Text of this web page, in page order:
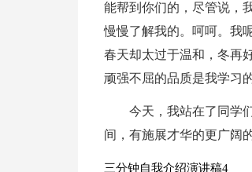
能帮到你们的，尽管说，
慢慢了解我的。呵呵。我
春天却太过于温和，冬再
顽强不屈的品质是我学习
今天，我站在了同学
间，有施展才华的更广阔
三分钟自我介绍演讲稿4